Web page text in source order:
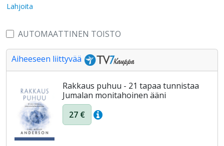
Lahjoita
AUTOMAATTINEN TOISTO
Aiheeseen liittyvää
Rakkaus puhuu - 21 tapaa tunnistaa
Jumalan monitahoinen ääni
27 €